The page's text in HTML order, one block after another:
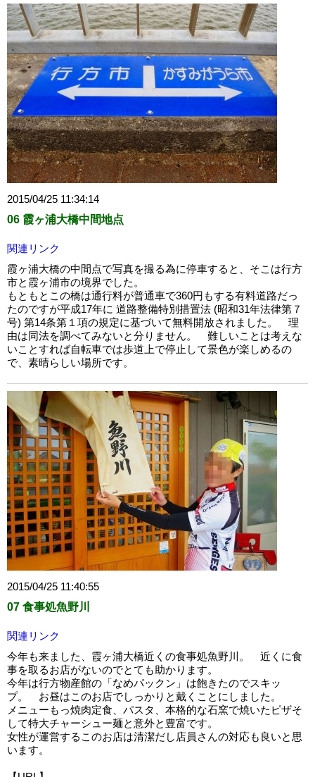
2015/04/25 11:34:14
06 霞ヶ浦大橋中間地点
関連リンク
霞ヶ浦大橋の中間点で写真を撮る為に停車すると、そこは行方
市と霞ヶ浦市の境界でした。
もともとこの橋は通行料が普通車で360円もする有料道路だっ
たのですが平成17年に 道路整備特別措置法 (昭和31年法律第７
号) 第14条第１項の規定に基づいて無料開放されました。 理
由は同法を調べてみないと分りません。 難しいことは考えな
いことすれば自転車では歩道上で停止して景色が楽しめるの
で、素晴らしい場所です。
2015/04/25 11:40:55
07 食事処魚野川
関連リンク
今年も来ました、霞ヶ浦大橋近くの食事処魚野川。 近くに食
事を取るお店がないのでとても助かります。
今年は行方物産館の「なめパックン」は飽きたのでスキッ
プ。 お昼はこのお店でしっかりと戴くことにしました。
メニューもっ焼肉定食、パスタ、本格的な石窯で焼いたピザそ
して特大チャーシュー麺と意外と豊富です。
女性が運営するこのお店は清潔だし店員さんの対応も良いと思
います。